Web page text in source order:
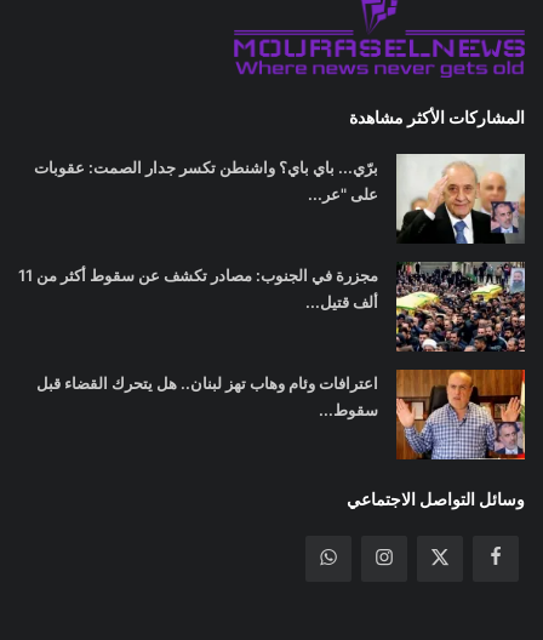
المشاركات الأكثر مشاهدة
برّي... باي باي؟ واشنطن تكسر جدار الصمت: عقوبات
على "عر...
مجزرة في الجنوب: مصادر تكشف عن سقوط أكثر من 11
ألف قتيل...
اعترافات وئام وهاب تهز لبنان.. هل يتحرك القضاء قبل
سقوط...
وسائل التواصل الاجتماعي